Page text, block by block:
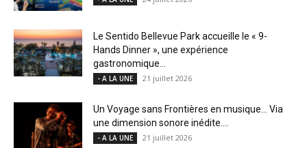
Le Sentido Bellevue Park accueille le « 9-
Hands Dinner », une expérience
gastronomique...
- A LA UNE 21 juillet 2026
Un Voyage sans Frontières en musique… Via
une dimension sonore inédite....
- A LA UNE 21 juillet 2026